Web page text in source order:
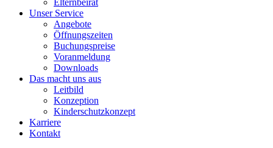
Elternbeirat
Unser Service
Angebote
Öffnungszeiten
Buchungspreise
Voranmeldung
Downloads
Das macht uns aus
Leitbild
Konzeption
Kinderschutzkonzept
Karriere
Kontakt